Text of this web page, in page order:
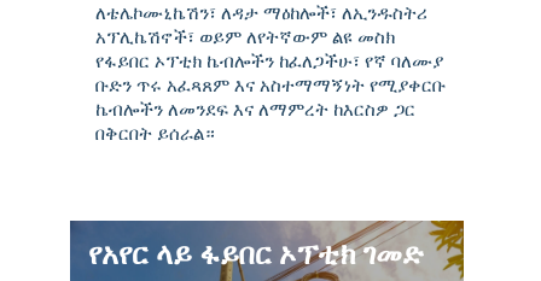
ለቴሌኮሙኒኬሽን፣ ለዳታ ማዕከሎች፣ ለኢንዱስትሪ
አፕሊኬሽኖች፣ ወይም ለየትኛውም ልዩ መስክ
የፋይበር ኦፕቲክ ኬብሎችን ከፈለጋችሁ፣ የኛ ባለሙያ
ቡድን ጥሩ አፈጻጸም እና አስተማማኝነት የሚያቀርቡ
ኬብሎችን ለመንደፍ እና ለማምረት ከእርስዎ ጋር
በቅርበት ይሰራል።
የአየር ላይ ፋይበር ኦፕቲክ ገመድ